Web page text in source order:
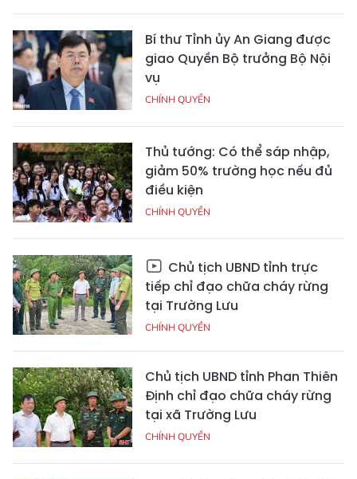
Bí thư Tỉnh ủy An Giang được
giao Quyền Bộ trưởng Bộ Nội
vụ
CHÍNH QUYỀN
Thủ tướng: Có thể sáp nhập,
giảm 50% trường học nếu đủ
điều kiện
CHÍNH QUYỀN
Chủ tịch UBND tỉnh trực
tiếp chỉ đạo chữa cháy rừng
tại Trường Lưu
CHÍNH QUYỀN
Chủ tịch UBND tỉnh Phan Thiên
Định chỉ đạo chữa cháy rừng
tại xã Trường Lưu
CHÍNH QUYỀN